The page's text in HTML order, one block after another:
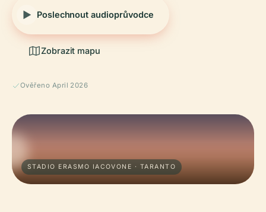
Poslechnout audioprůvodce
Zobrazit mapu
Ověřeno April 2026
STADIO ERASMO IACOVONE · TARANTO